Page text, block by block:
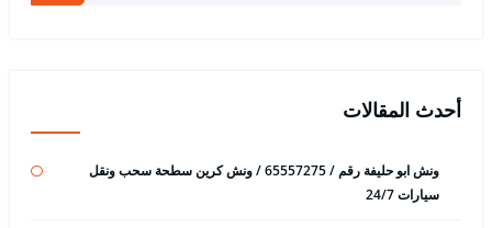
أحدث المقالات
ونش ابو حليفة رقم / 65557275 / ونش كرين سطحة سحب ونقل
سيارات 24/7